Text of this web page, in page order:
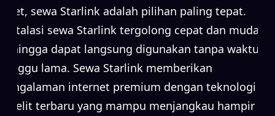
ribet, sewa Starlink adalah pilihan paling tepat.
Instalasi sewa Starlink tergolong cepat dan mudah,
sehingga dapat langsung digunakan tanpa waktu
tunggu lama. Sewa Starlink memberikan
pengalaman internet premium dengan teknologi
satelit terbaru yang mampu menjangkau hampir